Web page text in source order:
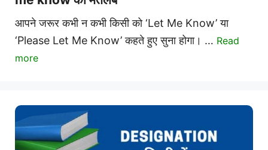
आपने जरूर कभी न कभी किसी को ‘Let Me Know’ या
‘Please Let Me Know’ कहते हुए सुना होगा। … Read
more